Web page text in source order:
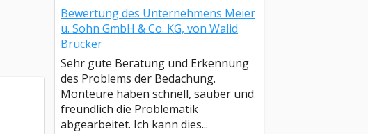
Bewertung des Unternehmens Meier
u. Sohn GmbH & Co. KG, von Walid
Brucker
Sehr gute Beratung und Erkennung
des Problems der Bedachung.
Monteure haben schnell, sauber und
freundlich die Problematik
abgearbeitet. Ich kann dies...